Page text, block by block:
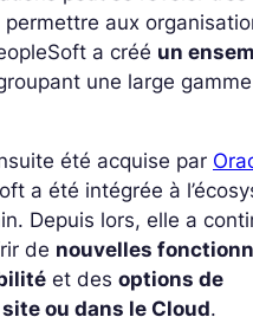
permettre aux
a créé un
une large
été acquise par
a été intégrée à
Depuis lors, elle a
de nouvelles
et des options de
ou dans le Cloud.